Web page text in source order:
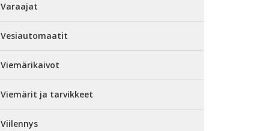
Varaajat
Vesiautomaatit
Viemärikaivot
Viemärit ja tarvikkeet
Viilennys